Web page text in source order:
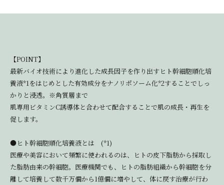
【POINT】
最新バイオ技術により進化した成長因子を作り出すヒト幹細胞順化培
養液*1をはじめとした有効成分をナノリポソーム化*2することでしっ
かりと浸透。※角質層まで
肌専用ビタミンC誘導体と合わせて配合することで肌の成長・再生を
促します。
●ヒト幹細胞順化培養液とは (*1)
医療や美容において頻繁に使われるのは、ヒトの皮下脂肪から採取し
た脂肪由来の幹細胞。医療機関でも、ヒトの脂肪組織から幹細胞を分
離して培養して数千万個から1億個に増やして、体に戻す治療が行わ